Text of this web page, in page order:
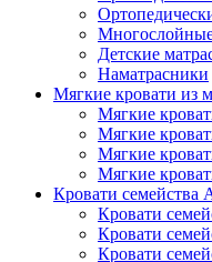
Детские
Наматрасники
Мягкие кровати из
Мягкие
Мягкие
Мягкие
Мягкие
Кровати семейства
Кровати
Кровати
Кровати